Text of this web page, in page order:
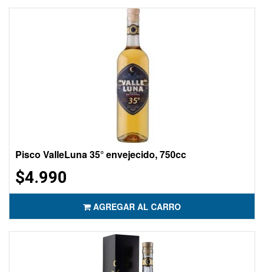
Pisco ValleLuna 35° envejecido, 750cc
$4.990
AGREGAR AL CARRO